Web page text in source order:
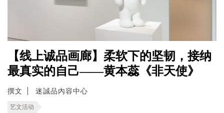
【线上诚品画廊】柔软下的坚韧，接纳
最真实的自己——黄本蕊《非天使》
撰文 迷誠品內容中心
艺文活动